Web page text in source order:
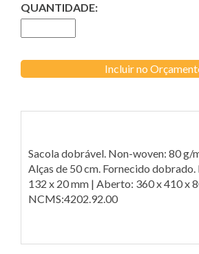
QUANTIDADE:
Incluir no
Sacola dobrável. Non-woven: 80 g/
Alças de 50 cm. Fornecido
132 x 20 mm | Aberto: 360 x 410 x
NCMS:4202.92.00